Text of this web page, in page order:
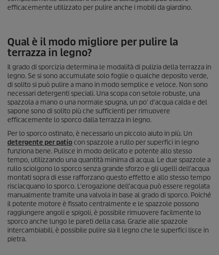
efficacemente utilizzato per pulire anche i mobili da giardino.
Qual è il modo migliore per pulire la
terrazza in legno?
Il grado di sporcizia determina le modalità di pulizia della terrazza in
legno. Se si sono accumulate solo foglie o qualche deposito verde,
di solito si può pulire a mano in modo semplice e veloce. Non sono
necessari detergenti speciali. Una scopa con setole robuste, una
spazzola a mano o una normale spugna, un po' d'acqua calda e del
sapone sono di solito più che sufficienti per rimuovere
efficacemente lo sporco dalla terrazza in legno.
Per lo sporco ostinato, è necessario un piccolo aiuto in più. Un
detergente per patiocon spazzole a rullo per superfici in legno
funziona bene. Pulisce in modo delicato e potente allo stesso
tempo, utilizzando una quantità minima di acqua. Le due spazzole a
rullo sciolgono lo sporco senza grande sforzo e gli ugelli dell'acqua
montati sopra di esse rafforzano questo effetto e allo stesso tempo
risciacquano lo sporco. L'erogazione dell'acqua può essere regolata
manualmente tramite una valvola in base al grado di sporco. Poiché
il potente motore è fissato centralmente e le spazzole possono
raggiungere angoli e spigoli, è possibile rimuovere facilmente lo
sporco anche lungo le pareti della casa. Grazie alle spazzole
intercambiabili, è possibile pulire sia il legno che le superfici lisce in
pietra.